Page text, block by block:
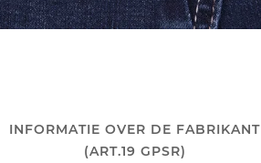
INFORMATIE OVER DE FABRIKANT
(ART.19 GPSR)